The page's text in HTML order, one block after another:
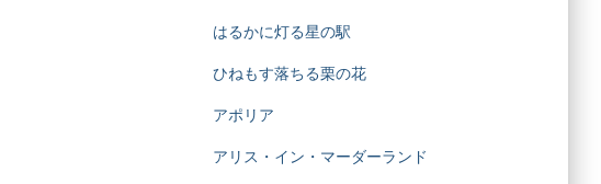
はるかに灯る星の駅
ひねもす落ちる栗の花
アポリア
アリス・イン・マーダーランド